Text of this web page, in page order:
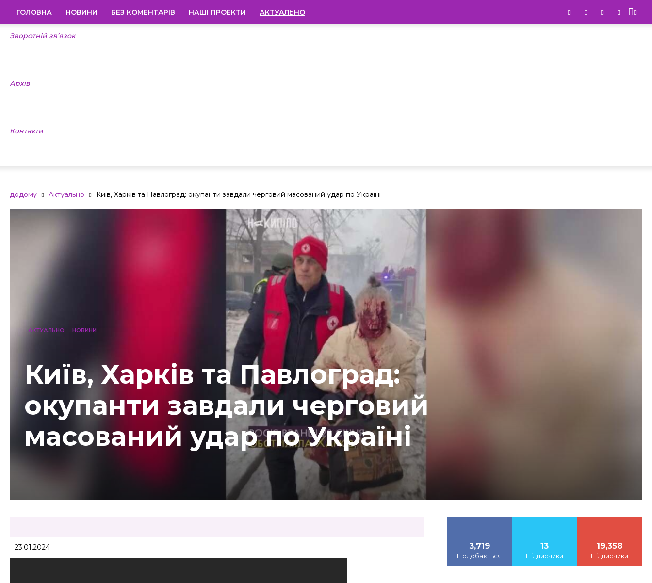
ГОЛОВНА НОВИНИ БЕЗ КОМЕНТАРІВ НАШІ ПРОЕКТИ АКТУАЛЬНО
Зворотній зв’язок
Архів
Контакти
додому Актуально Київ, Харків та Павлоград: окупанти завдали черговий масований удар по Україні
АКТУАЛЬНО НОВИНИ
Київ, Харків та Павлоград:
окупанти завдали черговий
масований удар по Україні
23.01.2024 3,719
Подобається
13
Підписчики
19,358
Підписчики